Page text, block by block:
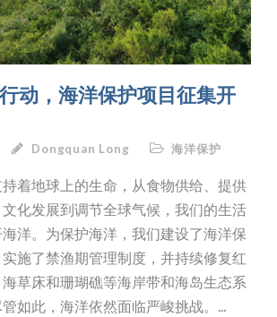
动，海洋保护项目征集开
Dongquan Long 海洋保护
着地球上的生命，从食物供给、提供
化发展到调节全球气候，我们的生活
洋。为保护海洋，我们建设了海洋保
施了禁渔期管理制度，并持续修复红
草床和珊瑚礁等海岸带和海岛生态系
如此，海洋依然面临严峻挑战。...